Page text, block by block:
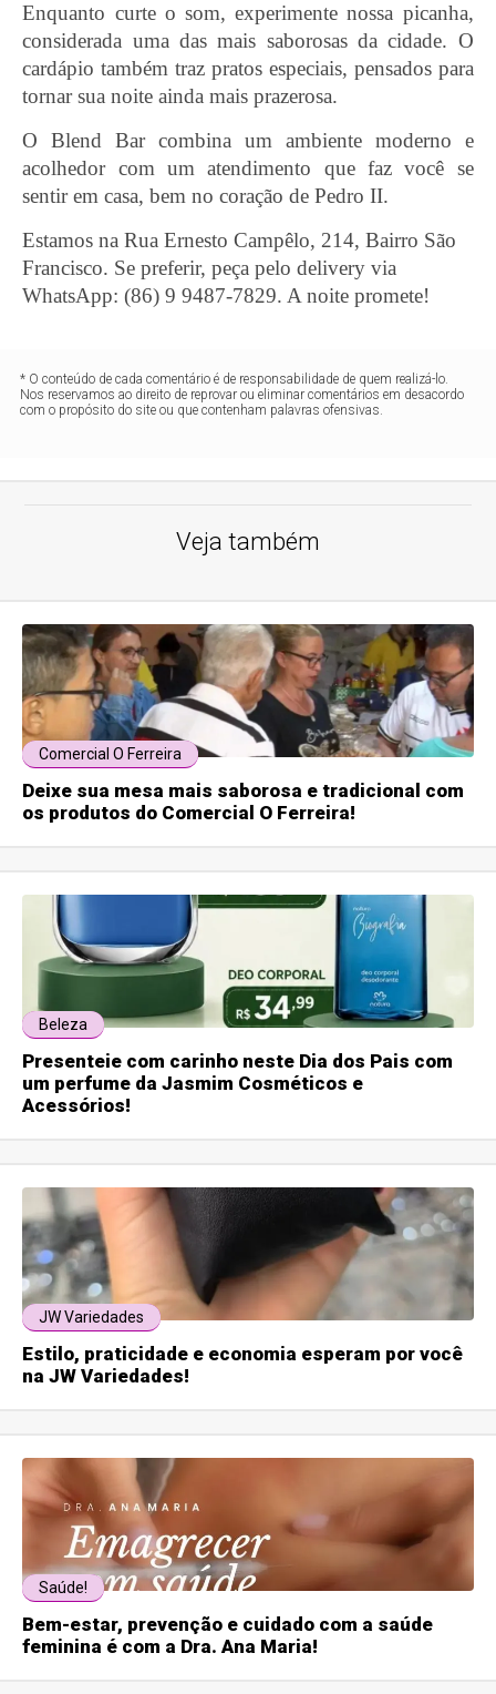
Enquanto curte o som, experimente nossa picanha,
considerada uma das mais saborosas da cidade. O
cardápio também traz pratos especiais, pensados para
tornar sua noite ainda mais prazerosa.
O Blend Bar combina um ambiente moderno e
acolhedor com um atendimento que faz você se
sentir em casa, bem no coração de Pedro II.
Estamos na Rua Ernesto Campêlo, 214, Bairro São
Francisco. Se preferir, peça pelo delivery via
WhatsApp: (86) 9 9487-7829. A noite promete!
* O conteúdo de cada comentário é de responsabilidade de quem realizá-lo.
Nos reservamos ao direito de reprovar ou eliminar comentários em desacordo
com o propósito do site ou que contenham palavras ofensivas.
Veja também
Comercial O Ferreira
Deixe sua mesa mais saborosa e tradicional com
os produtos do Comercial O Ferreira!
Beleza
Presenteie com carinho neste Dia dos Pais com
um perfume da Jasmim Cosméticos e
Acessórios!
JW Variedades
Estilo, praticidade e economia esperam por você
na JW Variedades!
Saúde!
Bem-estar, prevenção e cuidado com a saúde
feminina é com a Dra. Ana Maria!